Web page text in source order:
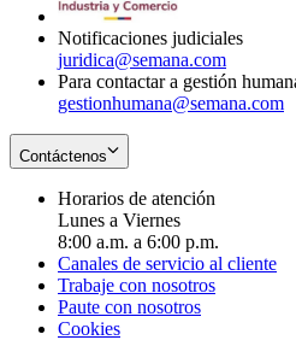
Notificaciones judiciales
juridica@semana.com
Para contactar a gestión
gestionhumana@semana.com
Contáctenos
Horarios de atención
Lunes a Viernes
8:00 a.m. a 6:00 p.m.
Canales de servicio al cliente
Trabaje con nosotros
Paute con nosotros
Cookies